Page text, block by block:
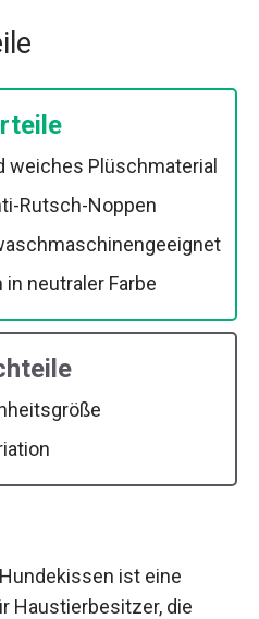
weiches Plüschmaterial
Rutsch-Noppen
neutraler Farbe
ist eine
Haustierbesitzer, die